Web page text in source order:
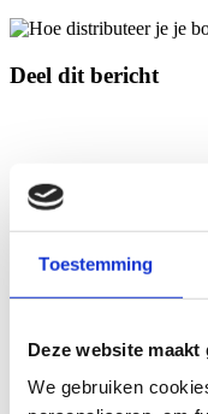
Toestemming
Deze website
We gebruiken
Deel dit bericht